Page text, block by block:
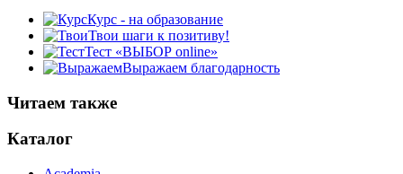
Курс - на образование
Твои шаги к позитиву!
Тест «ВЫБОР online»
Выражаем благодарность
Читаем также
Каталог